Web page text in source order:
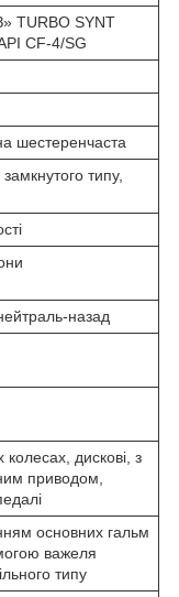
TURBO SYNT
CF-4/SG
шестеренчаста
замкнутого типу,
назад
колесах, дискові, з
приводом,
основних гальм
важеля
типу